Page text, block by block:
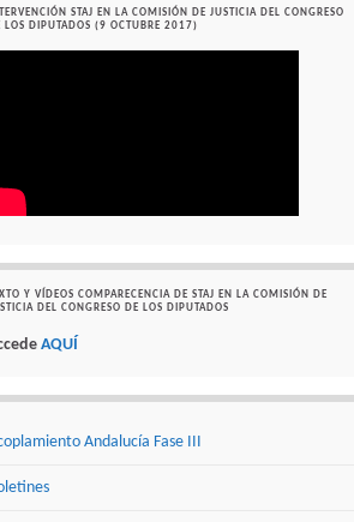
STAJ EN LA COMISIÓN DE JUSTICIA DEL CONGRESO
LOS DIPUTADOS (9 OCTUBRE 2017)
Y VÍDEOS COMPARECENCIA DE STAJ EN LA COMISIÓN DE
DEL CONGRESO DE LOS DIPUTADOS
AQUÍ
Andalucía Fase III